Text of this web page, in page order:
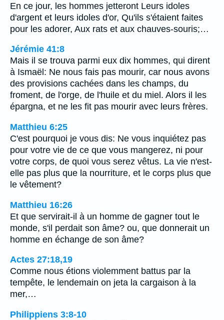
En ce jour, les hommes jetteront Leurs idoles
d'argent et leurs idoles d'or, Qu'ils s'étaient faites
pour les adorer, Aux rats et aux chauves-souris;…
Jérémie 41:8
Mais il se trouva parmi eux dix hommes, qui dirent
à Ismaël: Ne nous fais pas mourir, car nous avons
des provisions cachées dans les champs, du
froment, de l'orge, de l'huile et du miel. Alors il les
épargna, et ne les fit pas mourir avec leurs frères.
Matthieu 6:25
C'est pourquoi je vous dis: Ne vous inquiétez pas
pour votre vie de ce que vous mangerez, ni pour
votre corps, de quoi vous serez vêtus. La vie n'est-
elle pas plus que la nourriture, et le corps plus que
le vêtement?
Matthieu 16:26
Et que servirait-il à un homme de gagner tout le
monde, s'il perdait son âme? ou, que donnerait un
homme en échange de son âme?
Actes 27:18,19
Comme nous étions violemment battus par la
tempête, le lendemain on jeta la cargaison à la
mer,…
Philippiens 3:8-10